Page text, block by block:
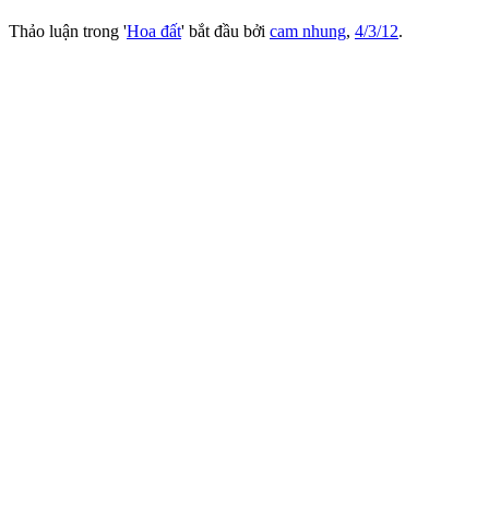
Thảo luận trong 'Hoa đất' bắt đầu bởi cam nhung, 4/3/12.